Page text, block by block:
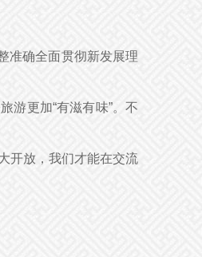
准确全面贯彻新发展理
游更加“有滋有味”。不
开放，我们才能在交流